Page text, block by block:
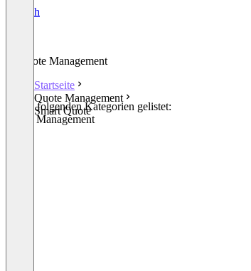
English
Quote Management
Startseite
Quote Management
Smart Quote
In den folgenden Kategorien gelistet:
Quote Management